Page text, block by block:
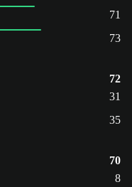
71
73
72
31
35
70
8